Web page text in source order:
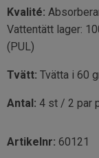
Kvalité:
Vattentätt lager:
(PUL)
Tvätt: Tvätta i 60
Antal: 4 st / 2 par
Artikelnr: 60121